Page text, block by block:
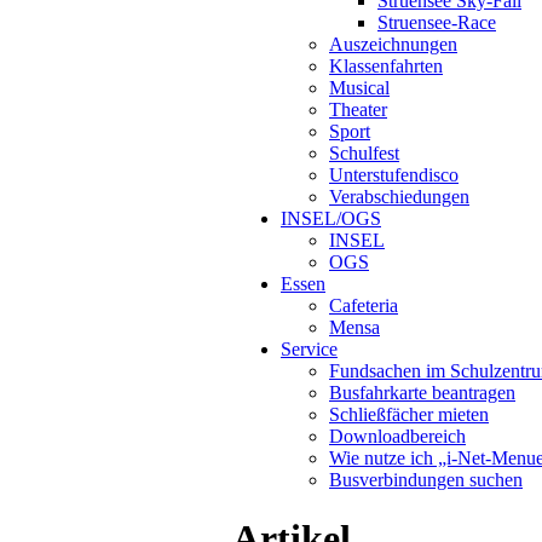
Struensee-Race
Auszeichnungen
Klassenfahrten
Musical
Theater
Sport
Schulfest
Unterstufendisco
Verabschiedungen
INSEL/OGS
INSEL
OGS
Essen
Cafeteria
Mensa
Service
Fundsachen im
Busfahrkarte beantragen
Schließfächer mieten
Downloadbereich
Wie nutze ich „i-Net-
Busverbindungen suchen